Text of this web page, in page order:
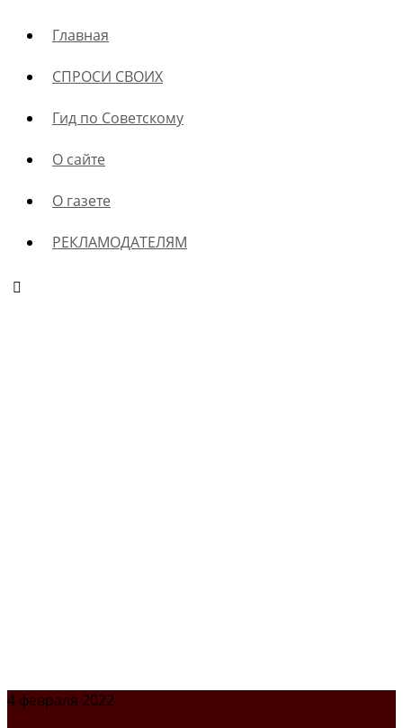
Главная
СПРОСИ СВОИХ
Гид по Советскому
О сайте
О газете
РЕКЛАМОДАТЕЛЯМ
4 февраля 2022